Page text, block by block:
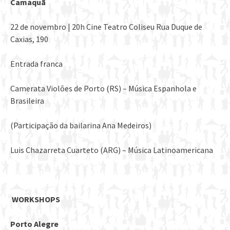
Camaquã
22 de novembro | 20h Cine Teatro Coliseu Rua Duque de
Caxias, 190
Entrada franca
Camerata Violões de Porto (RS) – Música Espanhola e
Brasileira
(Participação da bailarina Ana Medeiros)
Luis Chazarreta Cuarteto (ARG) – Música Latinoamericana
WORKSHOPS
Porto Alegre